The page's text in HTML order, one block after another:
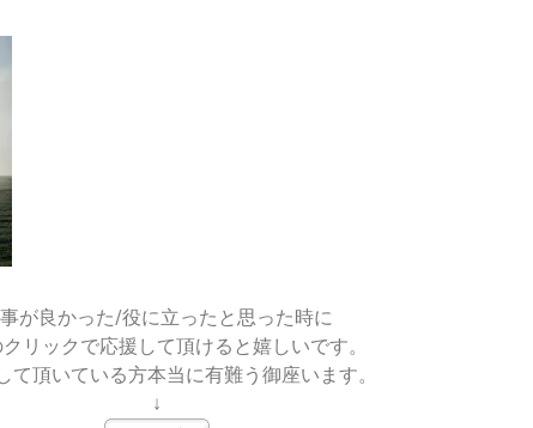
が良かった/役に立ったと思った時に
リックで応援して頂けると嬉しいです。
て頂いている方本当に有難う御座います。
↓